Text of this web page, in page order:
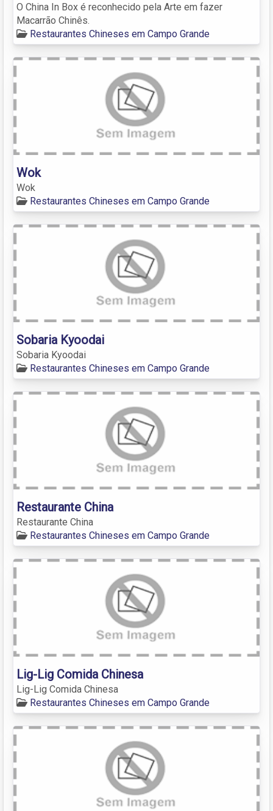
O China In Box é reconhecido pela Arte em fazer
Macarrão Chinês.
Restaurantes Chineses em Campo Grande
Wok
Wok
Restaurantes Chineses em Campo Grande
Sobaria Kyoodai
Sobaria Kyoodai
Restaurantes Chineses em Campo Grande
Restaurante China
Restaurante China
Restaurantes Chineses em Campo Grande
Lig-Lig Comida Chinesa
Lig-Lig Comida Chinesa
Restaurantes Chineses em Campo Grande